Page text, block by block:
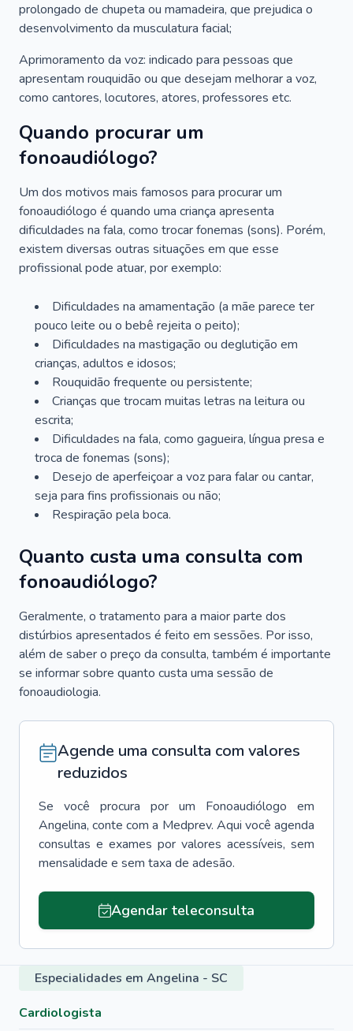
prolongado de chupeta ou mamadeira, que prejudica o
desenvolvimento da musculatura facial;
Aprimoramento da voz: indicado para pessoas que
apresentam rouquidão ou que desejam melhorar a voz,
como cantores, locutores, atores, professores etc.
Quando procurar um
fonoaudiólogo?
Um dos motivos mais famosos para procurar um
fonoaudiólogo é quando uma criança apresenta
dificuldades na fala, como trocar fonemas (sons). Porém,
existem diversas outras situações em que esse
profissional pode atuar, por exemplo:
Dificuldades na amamentação (a mãe parece ter
pouco leite ou o bebê rejeita o peito);
Dificuldades na mastigação ou deglutição em
crianças, adultos e idosos;
Rouquidão frequente ou persistente;
Crianças que trocam muitas letras na leitura ou
escrita;
Dificuldades na fala, como gagueira, língua presa e
troca de fonemas (sons);
Desejo de aperfeiçoar a voz para falar ou cantar,
seja para fins profissionais ou não;
Respiração pela boca.
Quanto custa uma consulta com
fonoaudiólogo?
Geralmente, o tratamento para a maior parte dos
distúrbios apresentados é feito em sessões. Por isso,
além de saber o preço da consulta, também é importante
se informar sobre quanto custa uma sessão de
fonoaudiologia.
Agende uma consulta com valores
reduzidos
Se você procura por um Fonoaudiólogo
em
Angelina, conte com a Medprev. Aqui você agenda
consultas e exames por valores acessíveis, sem
mensalidade e sem taxa de adesão.
Agendar teleconsulta
Especialidades em Angelina - SC
Cardiologista